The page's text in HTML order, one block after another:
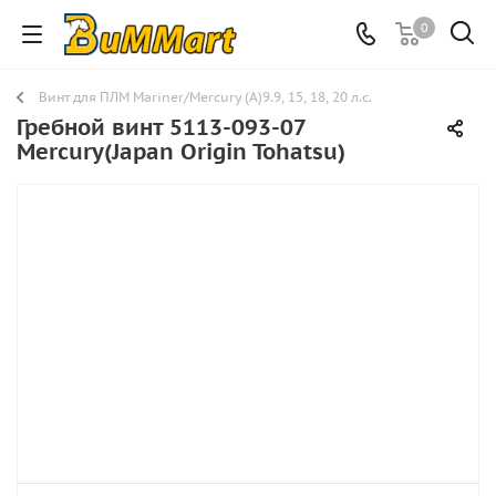
0
Винт для ПЛМ Mariner/Mercury (A)9.9, 15, 18, 20 л.с.
Гребной винт 5113-093-07
Mercury(Japan Origin Tohatsu)